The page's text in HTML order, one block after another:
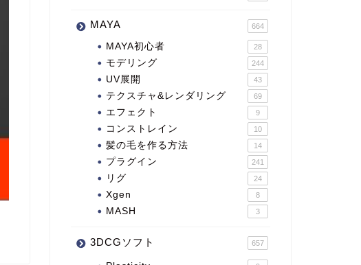
MAYA 664
MAYA初心者 28
モデリング 244
UV展開 43
テクスチャ&レンダリング 69
エフェクト 9
コンストレイン 10
髪の毛を作る方法 14
プラグイン 241
リグ 24
Xgen 8
MASH 3
3DCGソフト 657